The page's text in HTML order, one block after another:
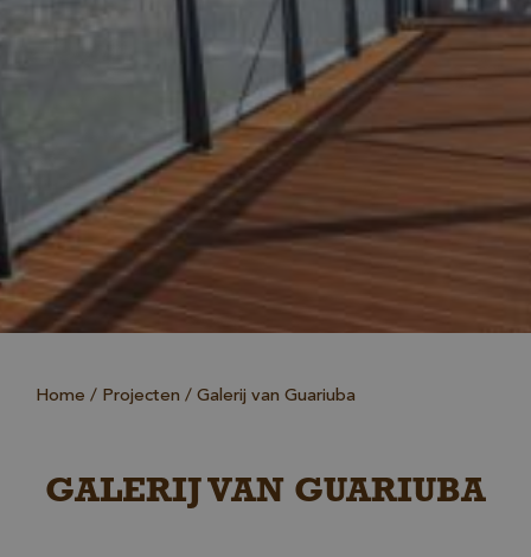
Home Projecten Galerij van Guariuba
GALERIJ VAN GUARIUBA